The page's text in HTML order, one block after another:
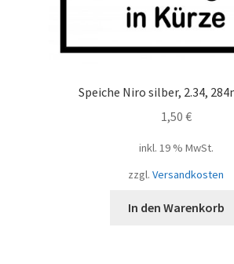
Speiche Niro silber, 2.34,
1,50 €
inkl. 19 % MwSt.
zzgl. Versandkosten
In den Warenkorb